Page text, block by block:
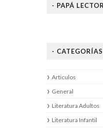
- PAPÁ
-
Articulos
General
Literatura Adultos
Literatura Infantil